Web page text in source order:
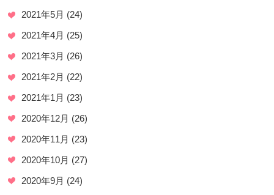
2021年5月 (24)
2021年4月 (25)
2021年3月 (26)
2021年2月 (22)
2021年1月 (23)
2020年12月 (26)
2020年11月 (23)
2020年10月 (27)
2020年9月 (24)